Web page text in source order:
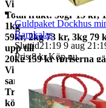
Vi samfraktar gärna
Total frakt: 50gr 15 kr,
1kg
59kr, 2kg 73 kr, 3kg 79
upp till
20kg 159 kr (priserna
Vi
samfraktar med
Tradera. Om du
köper från mer än en
Guldpaket Dockhus
Barnkalas
Sluttid21:19 9 aug
Pris:8 kr,Köp nu.